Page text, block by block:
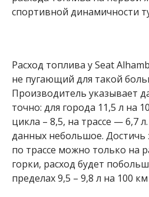
спортивной динамичности
Расход топлива у Seat
не пугающий для такой
Производитель указывает
точно: для города 11,5 л на
цикла – 8,5, на трассе — 6,7
данных небольшое. Достичь
по трассе можно только на
горки, расход будет
пределах 9,5 – 9,8 л на 100